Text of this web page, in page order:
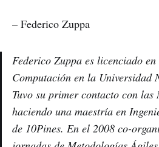
– Federico Zuppa
Federico Zuppa es licenciado
Computación en la Universidad
Tuvo su primer contacto con
haciendo una maestría en
de 10Pines. En el 2008 co-